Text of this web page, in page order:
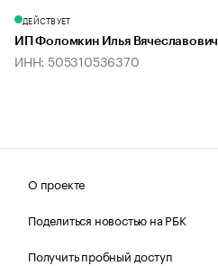
ДЕЙСТВУЕТ
ИП Фоломкин Илья Вячеславович
ИНН: 505310536370
О проекте
Поделиться новостью на РБК
Получить пробный доступ